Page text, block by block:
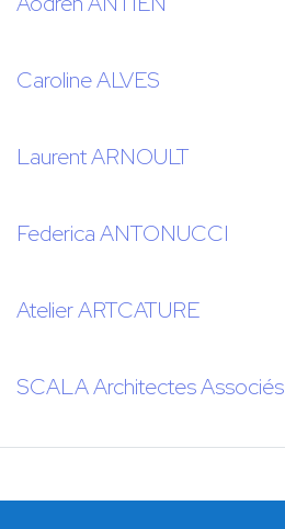
Caroline ALVES
Laurent ARNOULT
Federica ANTONUCCI
Atelier ARTCATURE
SCALA Architectes Associés